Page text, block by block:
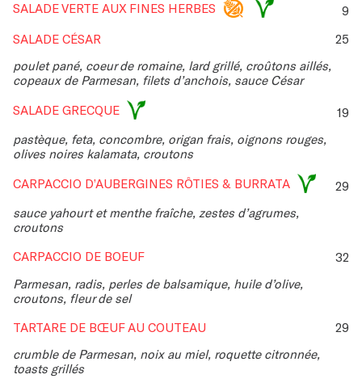
SALADE VERTE AUX FINES HERBES
9
SALADE CÉSAR
25
poulet pané, coeur de romaine, lard grillé, croûtons aillés,
copeaux de Parmesan, filets d’anchois, sauce César
SALADE GRECQUE
19
pastèque, feta, concombre, origan frais, oignons rouges,
olives noires kalamata, croutons
CARPACCIO D’AUBERGINES RÔTIES & BURRATA
29
sauce yahourt et menthe fraîche, zestes d’agrumes,
croutons
CARPACCIO DE BOEUF
32
Parmesan, radis, perles de balsamique, huile d’olive,
croutons, fleur de sel
TARTARE DE BŒUF AU COUTEAU
29
crumble de Parmesan, noix au miel, roquette citronnée,
toasts grillés